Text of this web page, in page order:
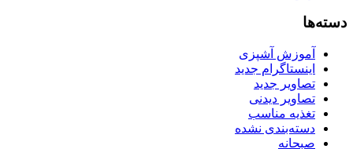
دسته‌ها
آموزش آشپزی
اینستاگرام جدید
تصاویر جدید
تصاویر دیدنی
تغذیه مناسب
دسته‌بندی نشده
صبحانه